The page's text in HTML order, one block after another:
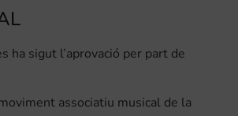
ha sigut l’aprovació per part de
associatiu musical de la